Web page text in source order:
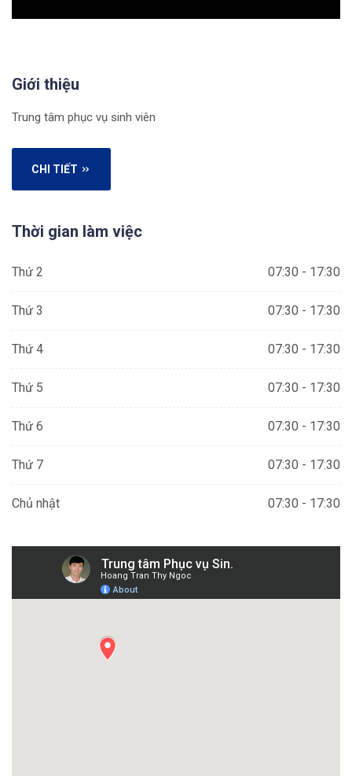
Giới thiệu
Trung tâm phục vụ sinh viên
CHI TIẾT
Thời gian làm việc
Thứ 2 07:30 - 17:30
Thứ 3 07:30 - 17:30
Thứ 4 07:30 - 17:30
Thứ 5 07:30 - 17:30
Thứ 6 07:30 - 17:30
Thứ 7 07:30 - 17:30
Chủ nhật 07:30 - 17:30